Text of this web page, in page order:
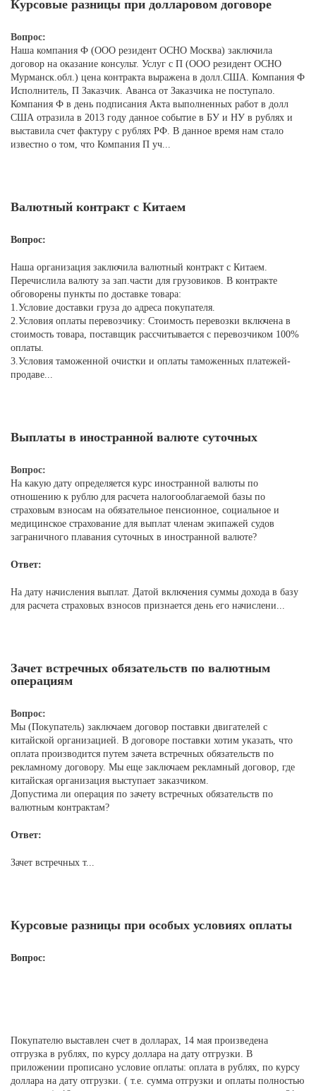
Курсовые разницы при долларовом договоре
Вопрос:
Наша компания Ф (ООО резидент ОСНО Москва) заключила
договор на оказание консульт. Услуг с П (ООО резидент ОСНО
Мурманск.обл.) цена контракта выражена в долл.США. Компания Ф
Исполнитель, П Заказчик. Аванса от Заказчика не поступало.
Компания Ф в день подписания Акта выполненных работ в долл
США отразила в 2013 году данное событие в БУ и НУ в рублях и
выставила счет фактуру с рублях РФ. В данное время нам стало
известно о том, что Компания П уч...
Валютный контракт с Китаем
Вопрос:
Наша организация заключила валютный контракт с Китаем.
Перечислила валюту за зап.части для грузовиков. В контракте
обговорены пункты по доставке товара:
1.Условие доставки груза до адреса покупателя.
2.Условия оплаты перевозчику: Стоимость перевозки включена в
стоимость товара, поставщик рассчитывается с перевозчиком 100%
оплаты.
3.Условия таможенной очистки и оплаты таможенных платежей-
продаве...
Выплаты в иностранной валюте суточных
Вопрос:
На какую дату определяется курс иностранной валюты по
отношению к рублю для расчета налогооблагаемой базы по
страховым взносам на обязательное пенсионное, социальное и
медицинское страхование для выплат членам экипажей судов
заграничного плавания суточных в иностранной валюте?
Ответ:
На дату начисления выплат. Датой включения суммы дохода в базу
для расчета страховых взносов признается день его начислени...
Зачет встречных обязательств по валютным
операциям
Вопрос:
Мы (Покупатель) заключаем договор поставки двигателей с
китайской организацией. В договоре поставки хотим указать, что
оплата производится путем зачета встречных обязательств по
рекламному договору. Мы еще заключаем рекламный договор, где
китайская организация выступает заказчиком.
Допустима ли операция по зачету встречных обязательств по
валютным контрактам?
Ответ:
Зачет встречных т...
Курсовые разницы при особых условиях оплаты
Вопрос:
Покупателю выставлен счет в долларах, 14 мая произведена
отгрузка в рублях, по курсу доллара на дату отгрузки. В
приложении прописано условие оплаты: оплата в рублях, по курсу
доллара на дату отгрузки. ( т.е. сумма отгрузки и оплаты полностью